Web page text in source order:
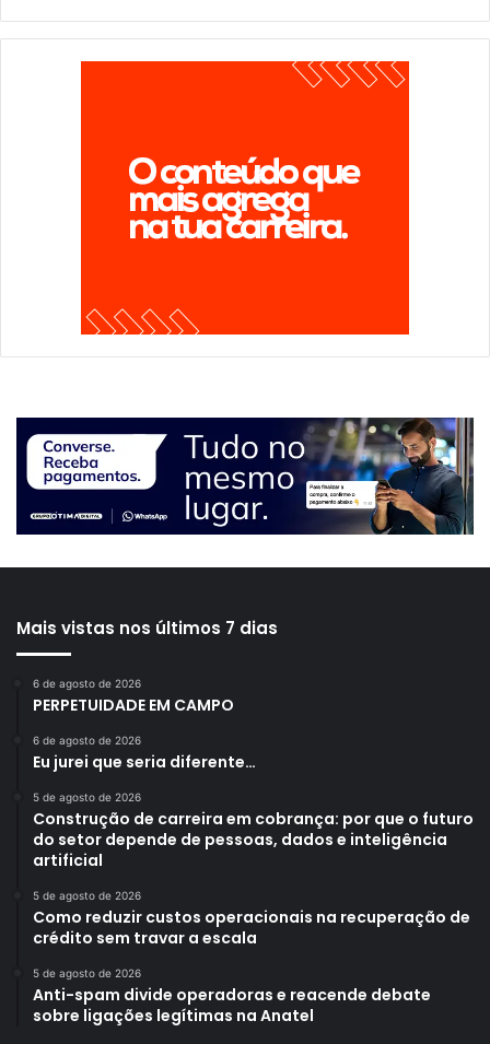
Mais vistas nos últimos 7 dias
6 de agosto de 2026
PERPETUIDADE EM CAMPO
6 de agosto de 2026
Eu jurei que seria diferente…
5 de agosto de 2026
Construção de carreira em cobrança: por que o futuro
do setor depende de pessoas, dados e inteligência
artificial
5 de agosto de 2026
Como reduzir custos operacionais na recuperação de
crédito sem travar a escala
5 de agosto de 2026
Anti-spam divide operadoras e reacende debate
sobre ligações legítimas na Anatel